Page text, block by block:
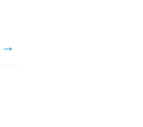
→